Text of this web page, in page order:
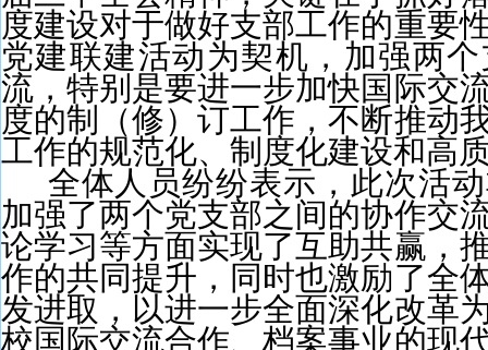
度建设对于做好支部工作的重要
党建联建活动为契机，加强两
流，特别是要进一步加快国际交
度的制（修）订工作，不断推动
工作的规范化、制度化建设和高
全体人员纷纷表示，此次活
加强了两个党支部之间的协作交
论学习等方面实现了互助共赢，
作的共同提升，同时也激励了全
发进取，以进一步全面深化改革
校国际交流合作、档案事业的现